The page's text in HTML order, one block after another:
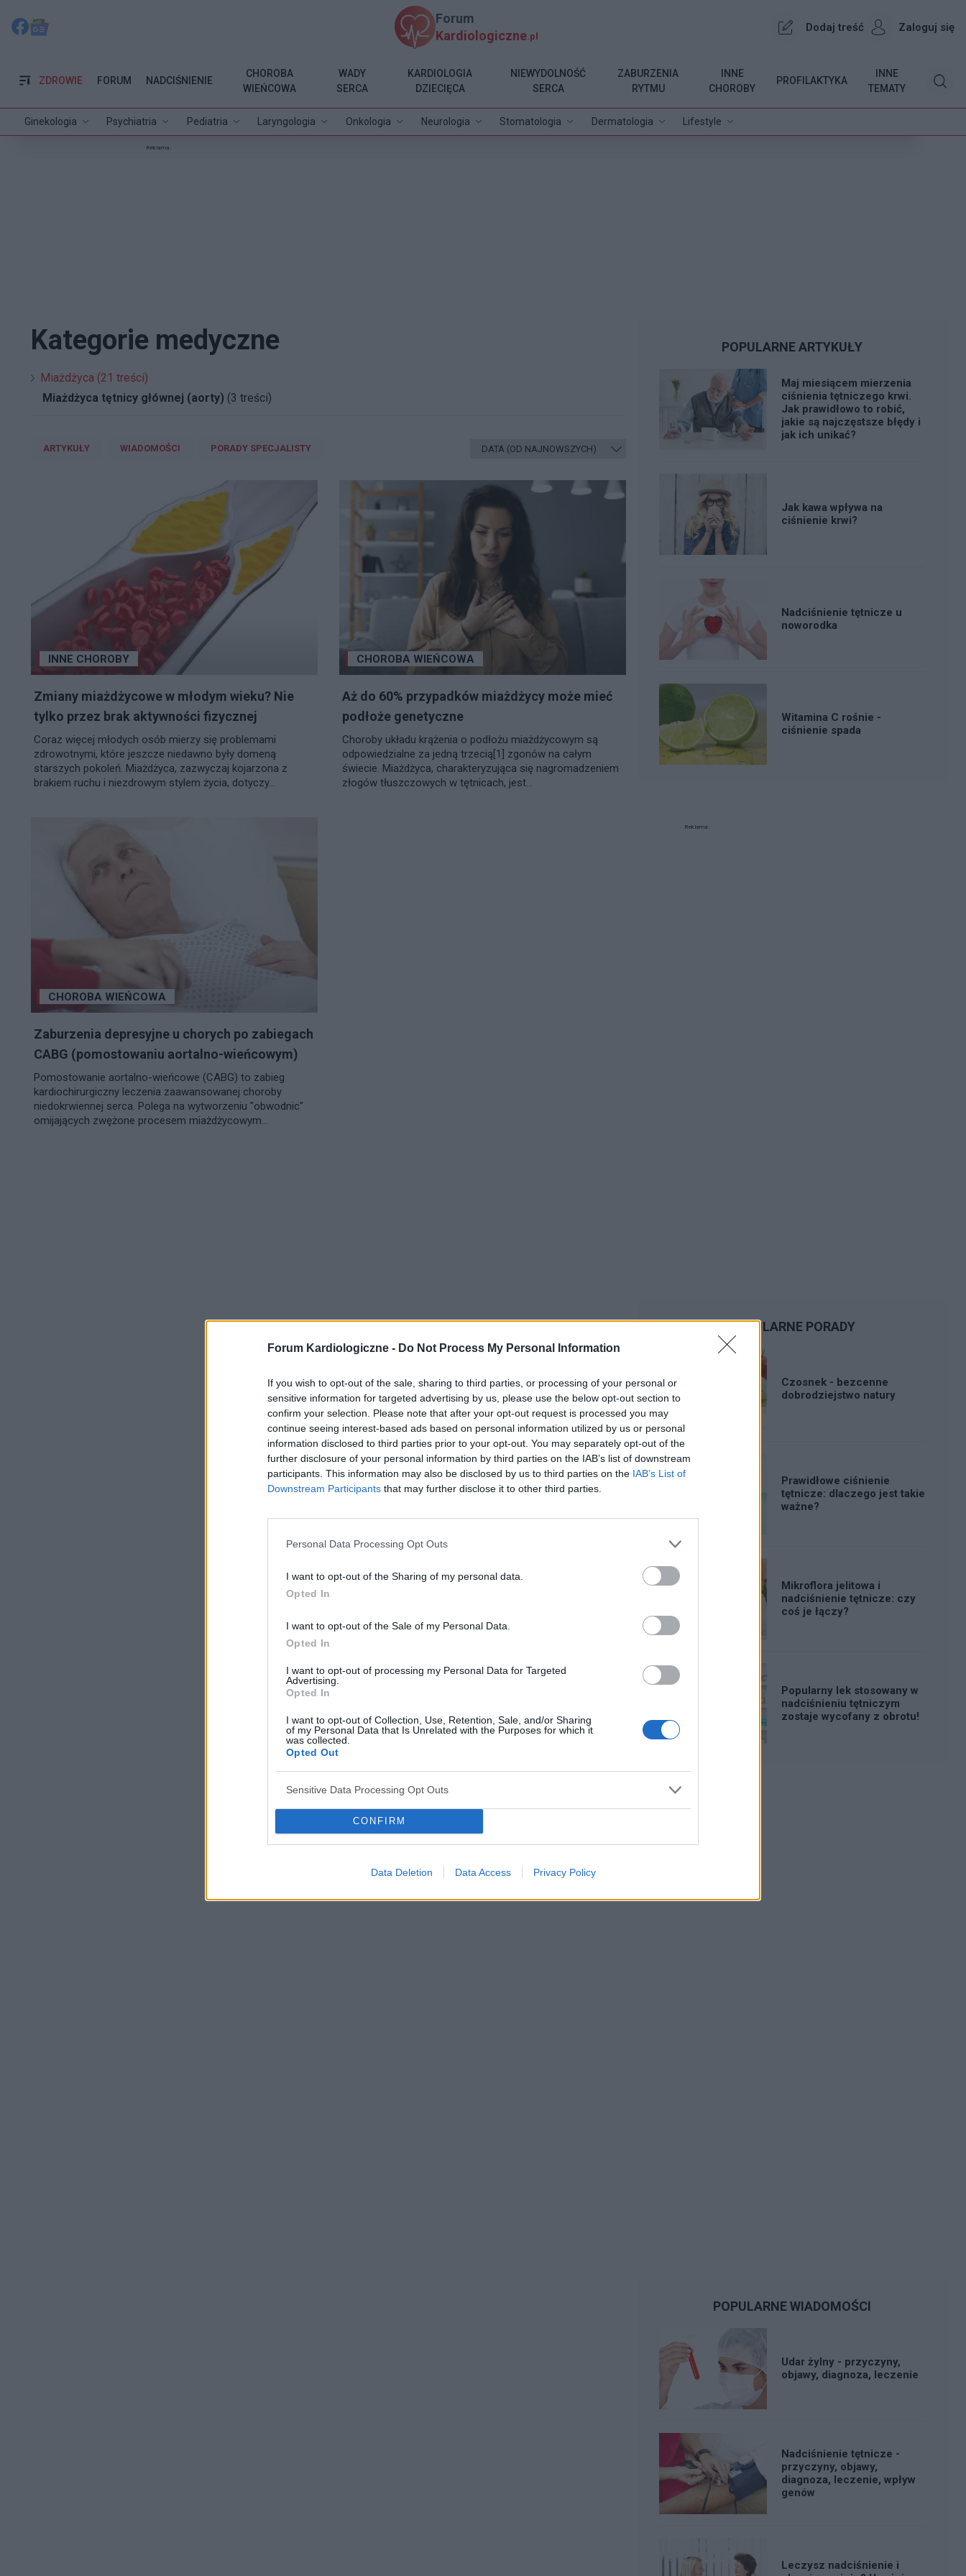
Forum Kardiologiczne - Do Not Process My Personal Information
If you wish to opt-out of the sale, sharing to third parties, or processing of your personal or
sensitive information for targeted advertising by us, please use the below opt-out section to
confirm your selection. Please note that after your opt-out request is processed you may
continue seeing interest-based ads based on personal information utilized by us or personal
information disclosed to third parties prior to your opt-out. You may separately opt-out of the
further disclosure of your personal information by third parties on the IAB’s list of downstream
participants. This information may also be disclosed by us to third parties on the IAB’s List of
Downstream Participants that may further disclose it to other third parties.
Personal Data Processing Opt Outs
I want to opt-out of the Sharing of my personal data.
Opted In
I want to opt-out of the Sale of my Personal Data.
Opted In
I want to opt-out of processing my Personal Data for Targeted
Advertising.
Opted In
I want to opt-out of Collection, Use, Retention, Sale, and/or Sharing
of my Personal Data that Is Unrelated with the Purposes for which it
was collected.
Opted Out
Sensitive Data Processing Opt Outs
CONFIRM
Data Deletion Data Access Privacy Policy
Forum
Kardiologiczne .pl
Dodaj treść Zaloguj się
ZDROWIE
Ginekologia Psychiatria Pediatria Laryngologia Onkologia Neurologia Stomatologia Dermatologia Lifestyle
FORUM NADCIŚNIENIE
CHOROBA
WIEŃCOWA
WADY
SERCA
KARDIOLOGIA
DZIECIĘCA
NIEWYDOLNOŚĆ
SERCA
ZABURZENIA
RYTMU
INNE
CHOROBY
PROFILAKTYKA
INNE
TEMATY
Reklama:
Kategorie medyczne
Miażdżyca (21 treści)
Miażdżyca tętnicy głównej (aorty) (3 treści)
ARTYKUŁY WIADOMOŚCI PORADY SPECJALISTY
INNE CHOROBY
Zmiany miażdżycowe w młodym wieku? Nie
tylko przez brak aktywności fizycznej
Coraz więcej młodych osób mierzy się problemami
zdrowotnymi, które jeszcze niedawno były domeną
starszych pokoleń. Miażdżyca, zazwyczaj kojarzona z
brakiem ruchu i niezdrowym stylem życia, dotyczy...
CHOROBA WIEŃCOWA
Aż do 60% przypadków miażdżycy może mieć
podłoże genetyczne
Choroby układu krążenia o podłożu miażdżycowym są
odpowiedzialne za jedną trzecią[1] zgonów na całym
świecie. Miażdżyca, charakteryzująca się nagromadzeniem
złogów tłuszczowych w tętnicach, jest...
CHOROBA WIEŃCOWA
Zaburzenia depresyjne u chorych po zabiegach
CABG (pomostowaniu aortalno-wieńcowym)
Pomostowanie aortalno-wieńcowe (CABG) to zabieg
kardiochirurgiczny leczenia zaawansowanej choroby
niedokrwiennej serca. Polega na wytworzeniu "obwodnic"
omijających zwężone procesem miażdżycowym...
POPULARNE ARTYKUŁY
Maj miesiącem mierzenia
ciśnienia tętniczego krwi.
Jak prawidłowo to robić,
jakie są najczęstsze błędy i
jak ich unikać?
Jak kawa wpływa na
ciśnienie krwi?
Nadciśnienie tętnicze u
noworodka
Witamina C rośnie -
ciśnienie spada
Reklama:
POPULARNE PORADY
Czosnek - bezcenne
dobrodziejstwo natury
Prawidłowe ciśnienie
tętnicze: dlaczego jest takie
ważne?
Mikroflora jelitowa i
nadciśnienie tętnicze: czy
coś je łączy?
Popularny lek stosowany w
nadciśnieniu tętniczym
zostaje wycofany z obrotu!
POPULARNE WIADOMOŚCI
Udar żylny - przyczyny,
objawy, diagnoza, leczenie
Nadciśnienie tętnicze -
przyczyny, objawy,
diagnoza, leczenie, wpływ
genów
Leczysz nadciśnienie i